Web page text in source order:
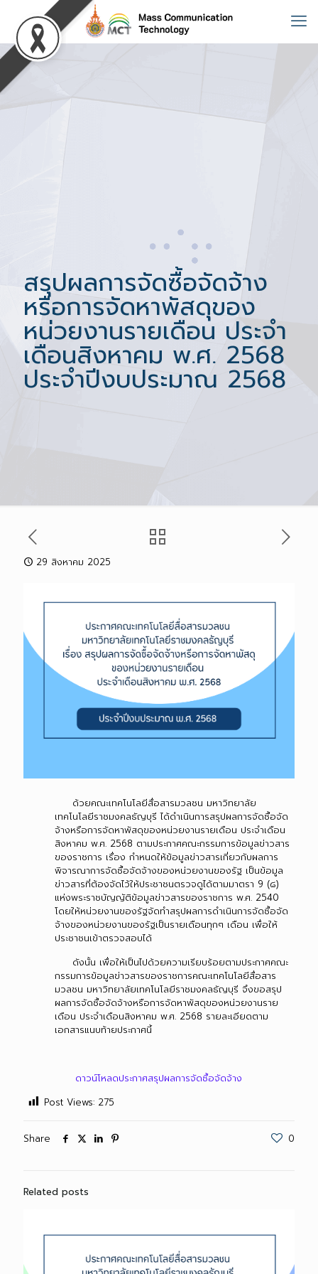
สรุปผลการจัดซื้อจัดจ้าง
หรือการจัดหาพัสดุของ
หน่วยงานรายเดือน ประจำ
เดือนสิงหาคม พ.ศ. 2568
ประจำปีงบประมาณ 2568
29 สิงหาคม 2025
ด้วยคณะเทคโนโลยีสื่อสารมวลชน มหาวิทยาลัย
เทคโนโลยีราชมงคลธัญบุรี ได้ดำเนินการสรุปผลการจัดซื้อจัด
จ้างหรือการจัดหาพัสดุของหน่วยงานรายเดือน ประจำเดือน
สิงหาคม พ.ศ. 2568 ตามประกาศคณะกรรมการข้อมูลข่าวสาร
ของราชการ เรื่อง กำหนดให้ข้อมูลข่าวสารเกี่ยวกับผลการ
พิจารณาการจัดซื้อจัดจ้างของหน่วยงานของรัฐ เป็นข้อมูล
ข่าวสารที่ต้องจัดไว้ให้ประชาชนตรวจดูได้ตามมาตรา 9 (๘)
แห่งพระราชบัญญัติข้อมูลข่าวสารของราชการ พ.ศ. 2540
โดยให้หน่วยงานของรัฐจัดทำสรุปผลการดำเนินการจัดซื้อจัด
จ้างของหน่วยงานของรัฐเป็นรายเดือนทุกๆ เดือน เพื่อให้
ประชาชนเข้าตรวจสอบได้
ดังนั้น เพื่อให้เป็นไปด้วยความเรียบร้อยตามประกาศคณะ
กรรมการข้อมูลข่าวสารของราชการคณะเทคโนโลยีสื่อสาร
มวลชน มหาวิทยาลัยเทคโนโลยีราชมงคลธัญบุรี จึงขอสรุป
ผลการจัดซื้อจัดจ้างหรือการจัดหาพัสดุของหน่วยงานราย
เดือน ประจำเดือนสิงหาคม พ.ศ. 2568 รายละเอียดตาม
เอกสารแนบท้ายประกาศนี้
ดาวน์โหลดประกาศสรุปผลการจัดซื้อจัดจ้าง
Post Views: 275
Share 0
Related posts